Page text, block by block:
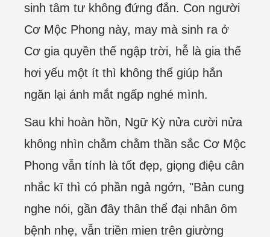
sinh tâm tư không đứng đắn. Con người
Cơ Mộc Phong này, may mà sinh ra ở
Cơ gia quyền thế ngập trời, hễ là gia thế
hơi yếu một ít thì không thể giúp hắn
ngăn lại ánh mắt ngấp nghé mình.
Sau khi hoàn hồn, Ngữ Kỳ nửa cười nửa
không nhìn chằm chằm thần sắc Cơ Mộc
Phong vẫn tính là tốt đẹp, giọng điệu cân
nhắc kĩ thì có phần ngả ngớn, "Bản cung
nghe nói, gần đây thân thể đại nhân ôm
bệnh nhẹ, vẫn triền mien trên giường